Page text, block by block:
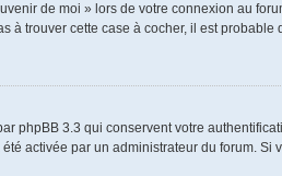
de moi » lors de votre connexion au
à trouver cette case à cocher, il est
phpBB 3.3 qui conservent votre
activée par un administrateur du forum.